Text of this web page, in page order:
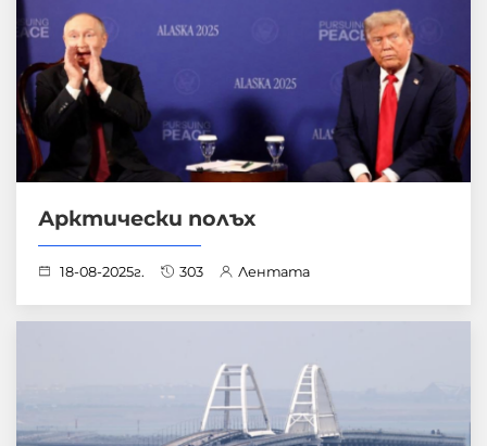
Арктически полъх
18-08-2025г. 303 Лентата